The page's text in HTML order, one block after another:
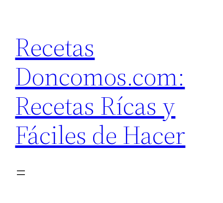
contenido
Recetas
Doncomos.com:
Recetas Rícas y
Fáciles de Hacer